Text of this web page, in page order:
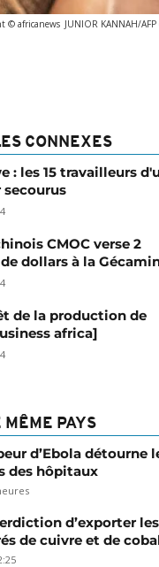
© africanews JUNIOR KANNAH/
CONNEXES
: les 15 travailleurs
secourus
CMOC verse 2
dollars à la
de la production de
africa]
MÊME PAYS
d’Ebola détourne
des hôpitaux
d’exporter les
de cuivre et de